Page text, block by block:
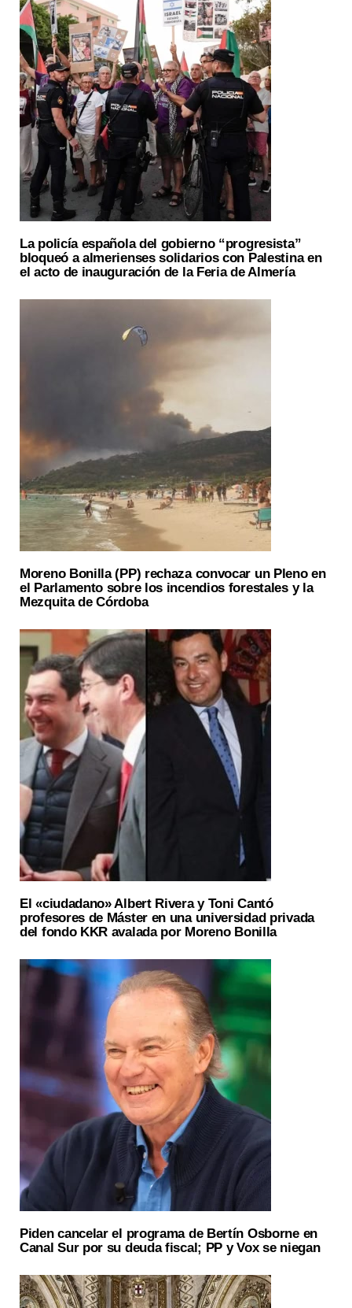
La policía española del gobierno “progresista”
bloqueó a almerienses solidarios con Palestina en
el acto de inauguración de la Feria de Almería
Moreno Bonilla (PP) rechaza convocar un Pleno en
el Parlamento sobre los incendios forestales y la
Mezquita de Córdoba
El «ciudadano» Albert Rivera y Toni Cantó
profesores de Máster en una universidad privada
del fondo KKR avalada por Moreno Bonilla
Piden cancelar el programa de Bertín Osborne en
Canal Sur por su deuda fiscal; PP y Vox se niegan